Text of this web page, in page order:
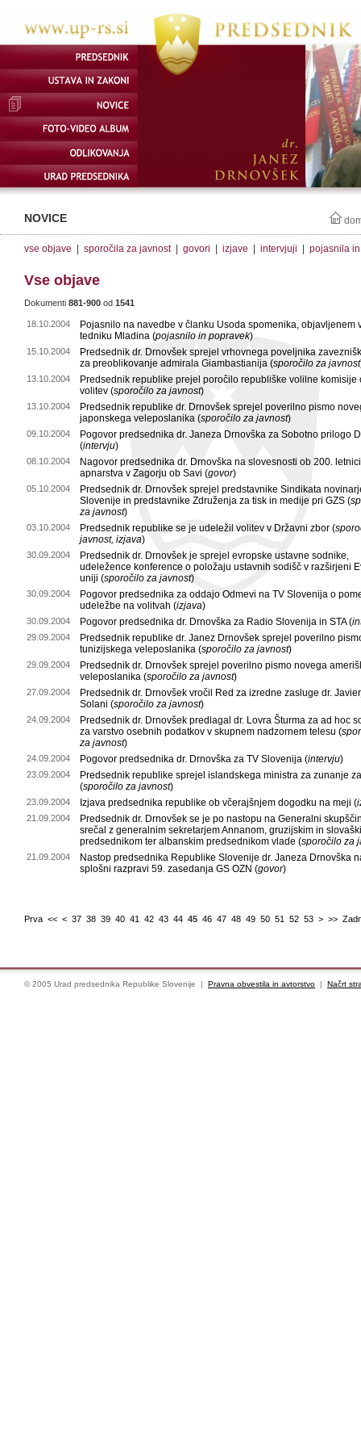
NOVICE
vse objave sporočila za javnost| govori izjave intervjuji pojasnila
Vse objave
Dokumenti 881-900 od 1541
18.10.2004
Pojasnilo na navedbe v članku Usoda spomenika, objavljenem
tedniku Mladina (pojasnilo in popravek)
15.10.2004
Predsednik dr. Drnovšek sprejel vrhovnega poveljnika
za preoblikovanje admirala Giambastianija (sporočilo za javnost
13.10.2004
Predsednik republike prejel poročilo republiške volilne komisije
volitev (sporočilo za javnost)
13.10.2004
Predsednik republike dr. Drnovšek sprejel poverilno pismo
japonskega veleposlanika (sporočilo za javnost)
09.10.2004
Pogovor predsednika dr. Janeza Drnovška za Sobotno prilogo
(intervju)
08.10.2004
Nagovor predsednika dr. Drnovška na slovesnosti ob 200. letnici
apnarstva v Zagorju ob Savi (govor)
05.10.2004
Predsednik dr. Drnovšek sprejel predstavnike Sindikata
Slovenije in predstavnike Združenja za tisk in medije pri GZS (
za javnost)
03.10.2004 Predsednik republike se je udeležil volitev v Državni zbor (
javnost, izjava)
30.09.2004
Predsednik dr. Drnovšek je sprejel evropske ustavne sodnike,
udeležence konference o položaju ustavnih sodišč v razširjeni
uniji (sporočilo za javnost)
30.09.2004
Pogovor predsednika za oddajo Odmevi na TV Slovenija o
udeležbe na volitvah (izjava)
30.09.2004 Pogovor predsednika dr. Drnovška za Radio Slovenija in STA (
29.09.2004
Predsednik republike dr. Janez Drnovšek sprejel poverilno
tunizijskega veleposlanika (sporočilo za javnost)
29.09.2004
Predsednik dr. Drnovšek sprejel poverilno pismo novega
veleposlanika (sporočilo za javnost)
27.09.2004
Predsednik dr. Drnovšek vročil Red za izredne zasluge dr.
Solani (sporočilo za javnost)
24.09.2004
Predsednik dr. Drnovšek predlagal dr. Lovra Šturma za ad hoc
za varstvo osebnih podatkov v skupnem nadzornem telesu (
za javnost)
24.09.2004 Pogovor predsednika dr. Drnovška za TV Slovenija (intervju)
23.09.2004
Predsednik republike sprejel islandskega ministra za zunanje
(sporočilo za javnost)
23.09.2004 Izjava predsednika republike ob včerajšnjem dogodku na meji (
21.09.2004
Predsednik dr. Drnovšek se je po nastopu na Generalni
srečal z generalnim sekretarjem Annanom, gruzijskim in
predsednikom ter albanskim predsednikom vlade (sporočilo za
21.09.2004
Nastop predsednika Republike Slovenije dr. Janeza Drnovška
splošni razpravi 59. zasedanja GS OZN (govor)
Prva << < 37 38 39 40 41 42 43 44 45 46 47 48 49 50 51 52 53 > >>
© 2005 Urad predsednika Republike Slovenije | Pravna obvestila in avtorstvo | Načrt